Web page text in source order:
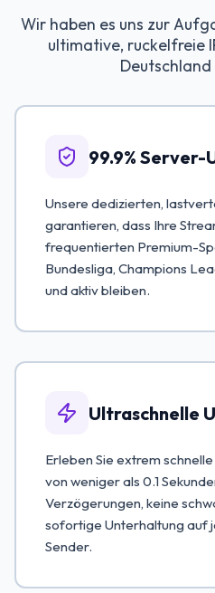
Wir haben es uns zur
ultimative, ruckelfreie
Deutschland
99.9% Server-
Unsere dedizierten,
garantieren, dass Ihre
frequentierten Premium-
Bundesliga, Champions
und aktiv bleiben.
Ultraschnelle
Erleben Sie extrem
von weniger als 0.1
Verzögerungen, keine
sofortige Unterhaltung auf
Sender.